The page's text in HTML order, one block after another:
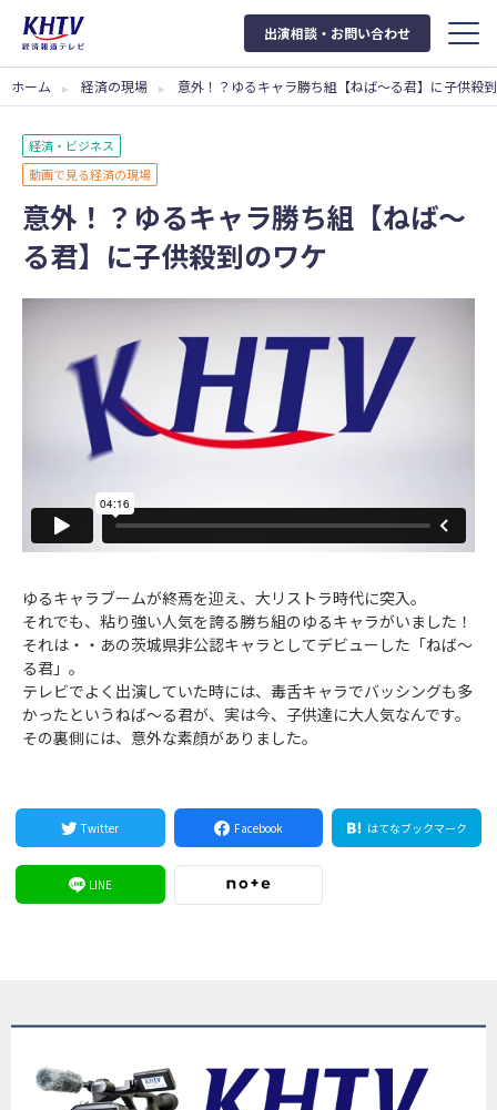
出演相談・お問い合わせ
ホーム 経済の現場 意外！？ゆるキャラ勝ち組【ねば〜る君】に子供殺
経済・ビジネス
動画で見る経済の現場
意外！？ゆるキャラ勝ち組【ねば〜
る君】に子供殺到のワケ
ゆるキャラブームが終焉を迎え、大リストラ時代に突入。
それでも、粘り強い人気を誇る勝ち組のゆるキャラがいました！
それは・・あの茨城県非公認キャラとしてデビューした「ねば〜
る君」。
テレビでよく出演していた時には、毒舌キャラでバッシングも多
かったというねば〜る君が、実は今、子供達に大人気なんです。
その裏側には、意外な素顔がありました。
Twitter Facebook はてなブックマーク
LINE